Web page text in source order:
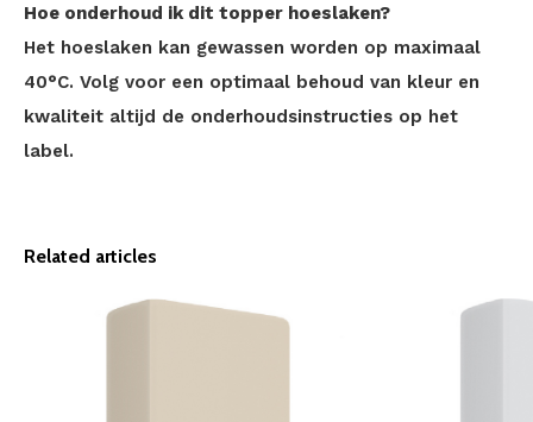
Hoe onderhoud ik dit topper hoeslaken?
Het hoeslaken kan gewassen worden op maximaal
40°C. Volg voor een optimaal behoud van kleur en
kwaliteit altijd de onderhoudsinstructies op het
label.
Related articles